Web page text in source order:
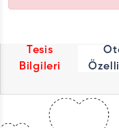
Tesis
Bilgileri